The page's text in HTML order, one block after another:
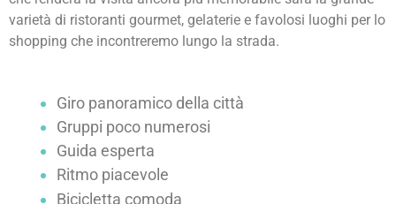
varietà di ristoranti gourmet, gelaterie e favolosi luoghi per lo
shopping che incontreremo lungo la strada.
Giro panoramico della città
Gruppi poco numerosi
Guida esperta
Ritmo piacevole
Bicicletta comoda